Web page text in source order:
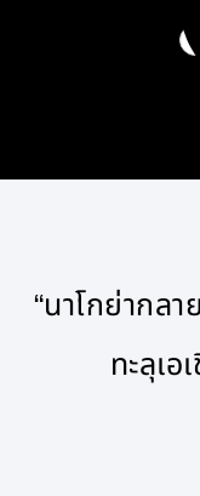
“นาโกย่ากล
ทะลุเอ